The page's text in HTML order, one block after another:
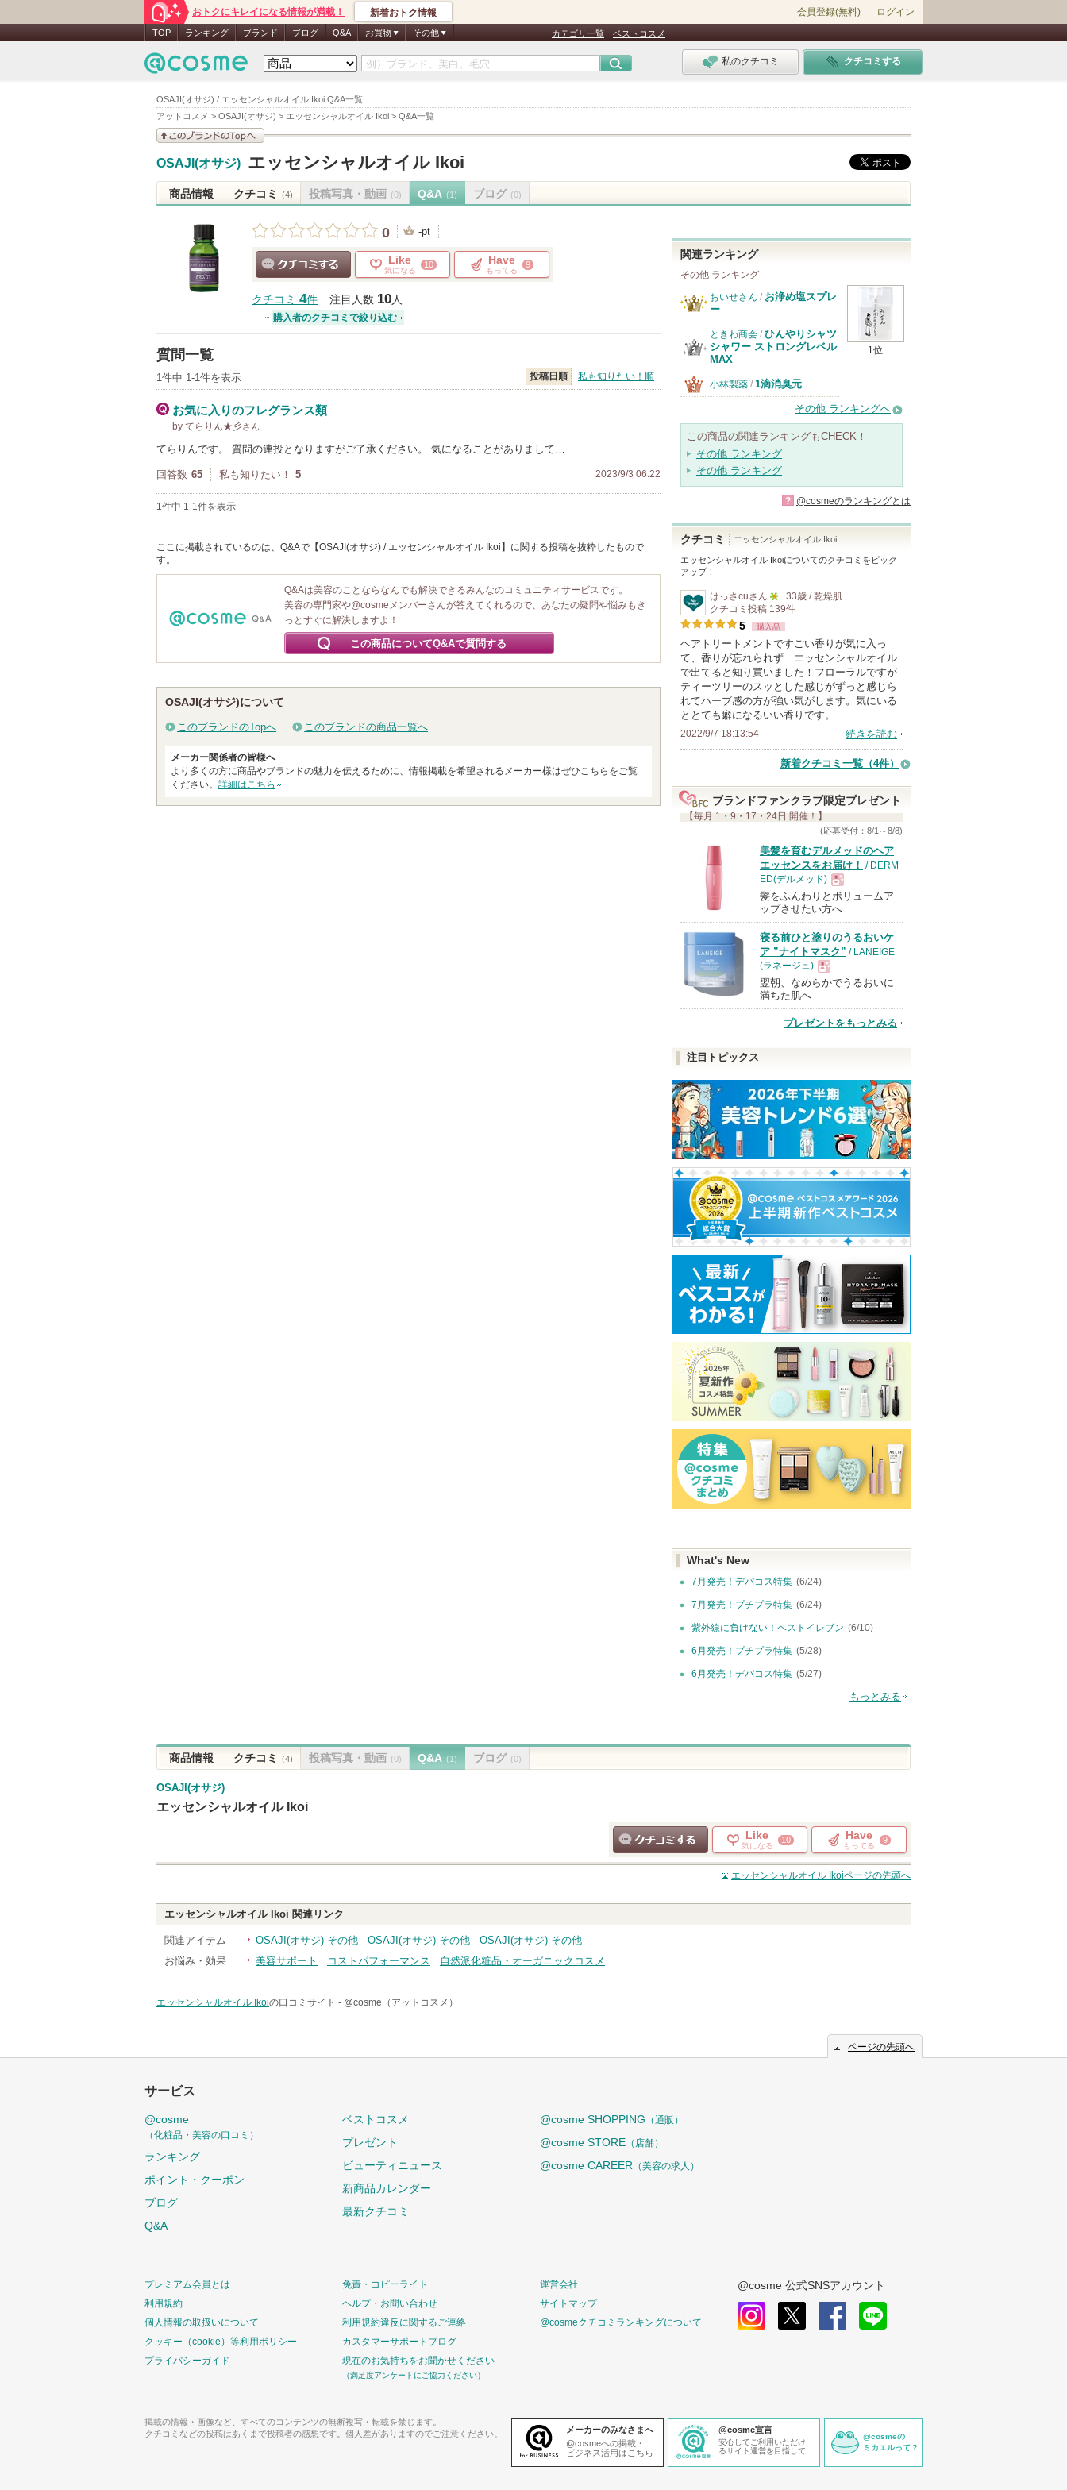
OSAJI(オサジ) / エッセンシャルオイル Ikoi Q&A一覧
アットコスメ > OSAJI(オサジ) > エッセンシャルオイル Ikoi > Q&A一覧
おトクにキレイになる情報が満載！ 新着おトク情報 会員登録(無料) ログイン
TOP ランキング ブランド ブログ Q&A お買物 その他 カテゴリ一覧 ベストコスメ
私のクチコミ クチコミする
OSAJI(オサジ) エッセンシャルオイル Ikoi
商品情報 クチコミ (4) 投稿写真・動画 (0) Q&A (1) ブログ (0)
0 -pt
Like
気になる
10 Have
もってる
9
クチコミ 4件 注目人数 10人
購入者のクチコミで絞り込む
質問一覧
1件中 1-1件を表示 投稿日順 私も知りたい！順
お気に入りのフレグランス類
by てらりん★彡さん
てらりんです。 質問の連投となりますがご了承ください。 気になることがありまして…
回答数 65 私も知りたい！ 5 2023/9/3 06:22
1件中 1-1件を表示
ここに掲載されているのは、Q&Aで【OSAJI(オサジ) / エッセンシャルオイル Ikoi】に関する投稿を抜粋したもので
す。
Q&Aは美容のことならなんでも解決できるみんなのコミュニティサービスです。
美容の専門家や@cosmeメンバーさんが答えてくれるので、あなたの疑問や悩みもき
っとすぐに解決しますよ！
この商品についてQ&Aで質問する
OSAJI(オサジ)について
このブランドのTopへ このブランドの商品一覧へ
メーカー関係者の皆様へ
より多くの方に商品やブランドの魅力を伝えるために、情報掲載を希望されるメーカー様はぜひこちらをご覧
ください。 詳細はこちら
関連ランキング
その他 ランキング
1位
おいせさん / お浄め塩スプレ
ー
ときわ商会 / ひんやりシャツ
シャワー ストロングレベル
MAX
小林製薬 / 1滴消臭元
その他 ランキングへ
この商品の関連ランキングもCHECK！
その他 ランキング
その他 ランキング
? @cosmeのランキングとは
クチコミ エッセンシャルオイル Ikoi
エッセンシャルオイル Ikoiについてのクチコミをピック
アップ！
はっさcuさん
5
人
以
上
の
メ
お
気
入
り
登
録
さ
れ
て
い
ま
33歳 / 乾燥肌
クチコミ投稿 139件
5 購入品
ヘアトリートメントですごい香りが気に入っ
て、香りが忘れられず…エッセンシャルオイル
で出てると知り買いました！フローラルですが
ティーツリーのスッとした感じがずっと感じら
れてハーブ感の方が強い気がします。気にいる
ととても癖になるいい香りです。
2022/9/7 18:13:54 続きを読む
新着クチコミ一覧 （4件）
ブランドファンクラブ限定プレゼント
【毎月 1・9・17・24日 開催！】
(応募受付：8/1～8/8)
美髪を育むデルメッドのヘア
エッセンスをお届け！ / DERM
ED(デルメッド)
現
品
髪をふんわりとボリュームア
ップさせたい方へ
寝る前ひと塗りのうるおいケ
ア ”ナイトマスク” / LANEIGE
(ラネージュ)
現
品
翌朝、なめらかでうるおいに
満ちた肌へ
プレゼントをもっとみる
注目トピックス
What's New
7月発売！デパコス特集 (6/24)
7月発売！プチプラ特集 (6/24)
紫外線に負けない！ベストイレブン (6/10)
6月発売！プチプラ特集 (5/28)
6月発売！デパコス特集 (5/27)
もっとみる
商品情報 クチコミ (4) 投稿写真・動画 (0) Q&A (1) ブログ (0)
OSAJI(オサジ)
エッセンシャルオイル Ikoi
クチコミする
Like
気になる
10 Have
もってる
9
エッセンシャルオイル Ikoiページの先頭へ
エッセンシャルオイル Ikoi 関連リンク
関連アイテム OSAJI(オサジ) その他 OSAJI(オサジ) その他
OSAJI(オサジ) その他
お悩み・効果
美容サポート コストパフォーマンス 自然派化粧品・オーガニックコスメ
エッセンシャルオイル Ikoiの口コミサイト - @cosme（アットコスメ）
ページの先頭へ
サービス
@cosme
（化粧品・美容の口コミ）
ランキング
ポイント・クーポン
ブログ
Q&A
ベストコスメ
プレゼント
ビューティニュース
新商品カレンダー
最新クチコミ
@cosme SHOPPING （通販）
@cosme STORE （店舗）
@cosme CAREER （美容の求人）
プレミアム会員とは
利用規約
個人情報の取扱いについて
クッキー（cookie）等利用ポリシー
プライバシーガイド
免責・コピーライト
ヘルプ・お問い合わせ
利用規約違反に関するご連絡
カスタマーサポートブログ
現在のお気持ちをお聞かせください
（満足度アンケートにご協力ください）
運営会社
サイトマップ
@cosmeクチコミランキングについて
@cosme 公式SNSアカウント
掲載の情報・画像など、すべてのコンテンツの無断複写・転載を禁じます。
クチコミなどの投稿はあくまで投稿者の感想です。個人差がありますのでご注意ください。
メーカーのみなさまへ
@cosmeへの掲載・
ビジネス活用はこちら
@cosme宣言
安心してご利用いただけ
るサイト運営を目指して
@cosmeの
ミカエルって？